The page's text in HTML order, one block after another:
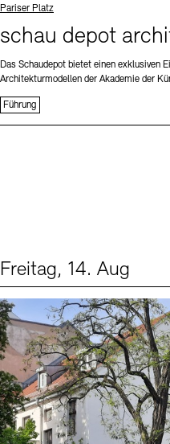
Standort
Pariser Platz
schau depot
Das Schaudepot bietet einen exklusiven
Architekturmodellen der Akademie der
Führung
Freitag, 14. Aug